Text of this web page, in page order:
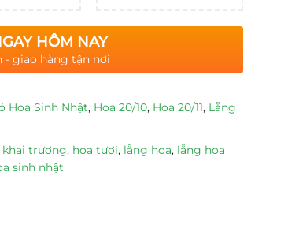
HÔM NAY
- giao hàng tận nơi
Hoa Sinh Nhật, Hoa 20/10, Hoa 20/11, Lẵng
trương, hoa tươi, lẵng hoa, lẵng hoa
sinh nhật